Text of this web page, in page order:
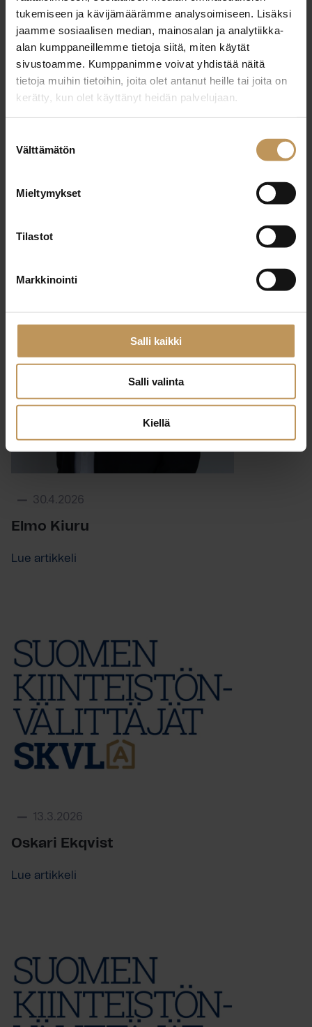
tukemiseen ja kävijämäärämme analysoimiseen. Lisäksi
jaamme sosiaalisen median, mainosalan ja analytiikka-
alan kumppaneillemme tietoja siitä, miten käytät
sivustoamme. Kumppanimme voivat yhdistää näitä
tietoja muihin tietoihin, joita olet antanut heille tai joita on
kerätty, kun olet käyttänyt heidän palvelujaan.
valinta
Välttämätön
Mieltymykset
Tilastot
Markkinointi
Salli kaikki
Salli valinta
Kiellä
Lue artikkeli
30.4.2026
Elmo Kiuru
Lue artikkeli
13.3.2026
Oskari Ekqvist
Lue artikkeli